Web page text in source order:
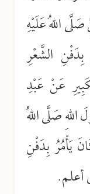
اللهُ عَلَيْهِ
الشَّعْرِ
عَنْ عَبْدِ
صَلَّى اللهُ
يَأْمُرُ بِدَفْنِ
أعلم.